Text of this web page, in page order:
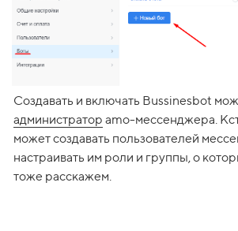
Создавать и включать Bussinesbot
администратор amo-мессенджера.
может создавать пользователей
настраивать им роли и группы, о
тоже расскажем.